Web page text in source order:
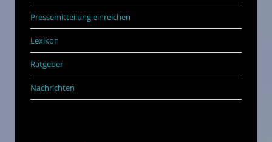
Pressemitteilung einreichen
Lexikon
Ratgeber
Nachrichten